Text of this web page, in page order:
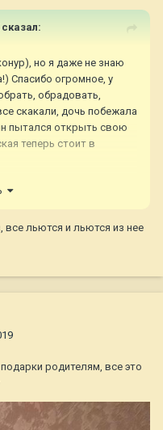
сказал:
но я даже не знаю
Спасибо огромное, у
обрадовать,
скакали, дочь побежала
пытался открыть свою
теперь стоит в
льются и льются из нее
родителям, все это